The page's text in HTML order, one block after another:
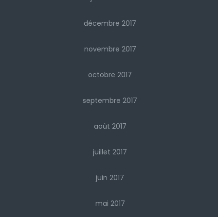
décembre 2017
novembre 2017
octobre 2017
septembre 2017
août 2017
juillet 2017
juin 2017
mai 2017